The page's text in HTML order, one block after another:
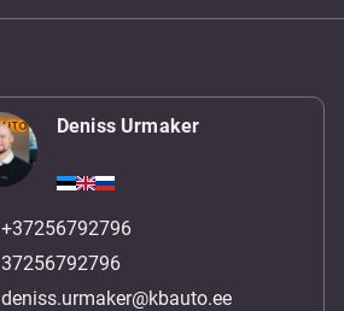
Deniss Urmaker
+37256792796
37256792796
deniss.urmaker@kbauto.ee